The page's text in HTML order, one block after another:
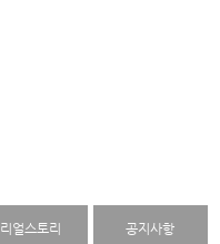
리얼스토리 공지사항